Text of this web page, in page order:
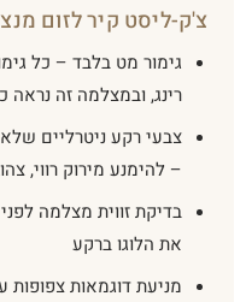
צ'ק-ליסט קיר לזום
גימור מט בלבד – כל
רינג, ובמצלמה זה נראה
צבעי רקע ניטרליים
– להימנע מירוק רווי,
בדיקת זווית מצלמה
את הלוגו ברקע
מניעת דוגמאות